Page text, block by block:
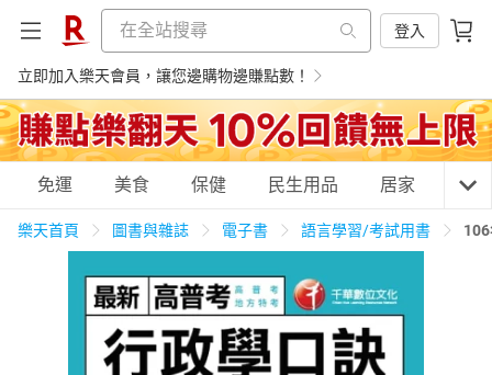
登入
立即加入樂天會員，讓您邊購物邊賺點數！
購物網分類
天天免運 美食蛋糕 養生保健 民生用品
免運 美食 保健 民生用品 居家 3C
樂天首頁 圖書與雜誌 電子書 語言學習/考試用書